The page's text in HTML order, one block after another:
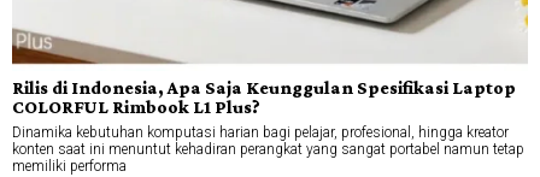
Rilis di Indonesia, Apa Saja Keunggulan Spesifikasi Laptop
COLORFUL Rimbook L1 Plus?
Dinamika kebutuhan komputasi harian bagi pelajar, profesional, hingga kreator
konten saat ini menuntut kehadiran perangkat yang sangat portabel namun tetap
memiliki performa